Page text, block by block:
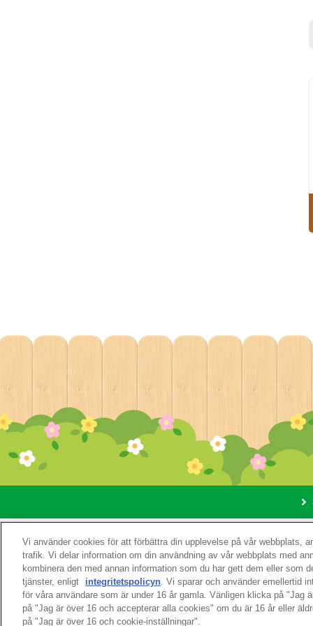
Om
Vi använder cookies för att förbättra din upplevelse på vår webbplats,
trafik. Vi delar information om din användning av vår webbplats med
kombinera den med annan information som du har gett dem eller som
tjänster, enligt
integritetspolicyn. Vi sparar och använder emellertid
för våra användare som är under 16 år gamla. Vänligen klicka på "Jag
på "Jag är över 16 och accepterar alla cookies" om du är 16 år eller
på "Jag är över 16 och cookie-inställningar".